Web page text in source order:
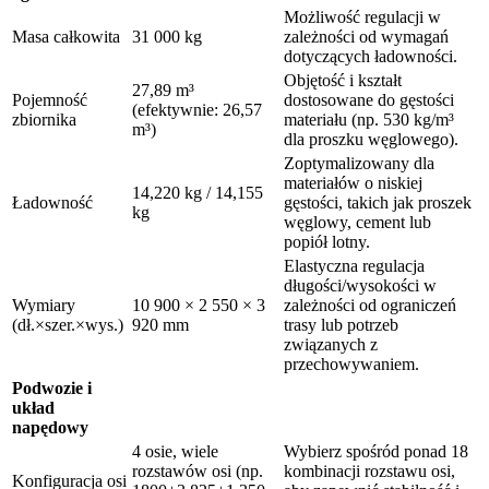
Masa całkowita 31 000 kg
Możliwość regulacji w
zależności od wymagań
dotyczących ładowności.
Pojemność
zbiornika
27,89 m³
(efektywnie: 26,57
m³)
Objętość i kształt
dostosowane do gęstości
materiału (np. 530 kg/m³
dla proszku węglowego).
Ładowność
14,220 kg / 14,155
kg
Zoptymalizowany dla
materiałów o niskiej
gęstości, takich jak proszek
węglowy, cement lub
popiół lotny.
Wymiary
(dł.×szer.×wys.)
10 900 × 2 550 × 3
920 mm
Elastyczna regulacja
długości/wysokości w
zależności od ograniczeń
trasy lub potrzeb
związanych z
przechowywaniem.
Podwozie i
układ
napędowy
Konfiguracja osi
4 osie, wiele
rozstawów osi (np.
Wybierz spośród ponad 18
kombinacji rozstawu osi,